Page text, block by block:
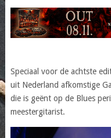
Speciaal voor de achtste
uit Nederland afkomstige
die is geënt op de Blues
meestergitarist.